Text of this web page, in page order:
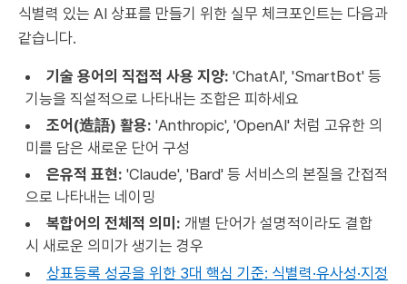
식별력 있는 AI 상표를 만들기 위한 실무 체크포인트는 다음과
같습니다.
기술 용어의 직접적 사용 지양: 'ChatAI', 'SmartBot' 등
기능을 직설적으로 나타내는 조합은 피하세요
조어(造語) 활용: 'Anthropic', 'OpenAI' 처럼 고유한 의
미를 담은 새로운 단어 구성
은유적 표현: 'Claude', 'Bard' 등 서비스의 본질을 간접적
으로 나타내는 네이밍
복합어의 전체적 의미: 개별 단어가 설명적이라도 결합
시 새로운 의미가 생기는 경우
상표등록 성공을 위한 3대 핵심 기준: 식별력·유사성·지정